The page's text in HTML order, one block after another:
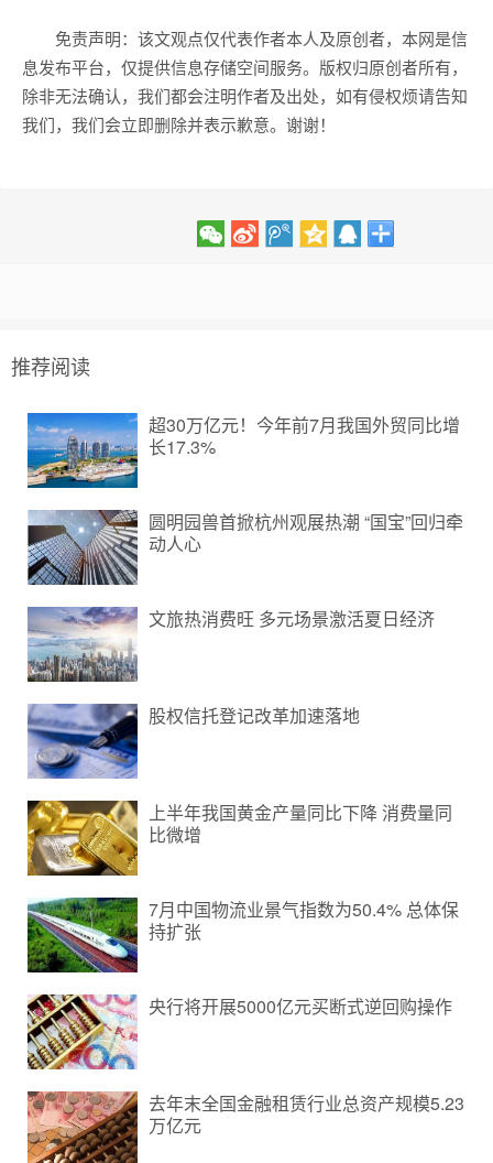
免责声明：该文观点仅代表作者本人及原创者，本网是信
息发布平台，仅提供信息存储空间服务。版权归原创者所有，
除非无法确认，我们都会注明作者及出处，如有侵权烦请告知
我们，我们会立即删除并表示歉意。谢谢！
推荐阅读
超30万亿元！今年前7月我国外贸同比增
长17.3%
圆明园兽首掀杭州观展热潮 “国宝”回归牵
动人心
文旅热消费旺 多元场景激活夏日经济
股权信托登记改革加速落地
上半年我国黄金产量同比下降 消费量同
比微增
7月中国物流业景气指数为50.4% 总体保
持扩张
央行将开展5000亿元买断式逆回购操作
去年末全国金融租赁行业总资产规模5.23
万亿元